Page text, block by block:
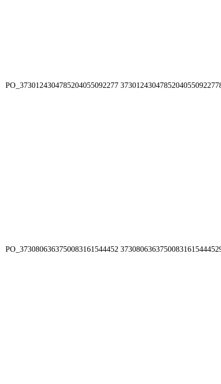
PO_3730124304785204055092277
PO_3730806363750083161544452